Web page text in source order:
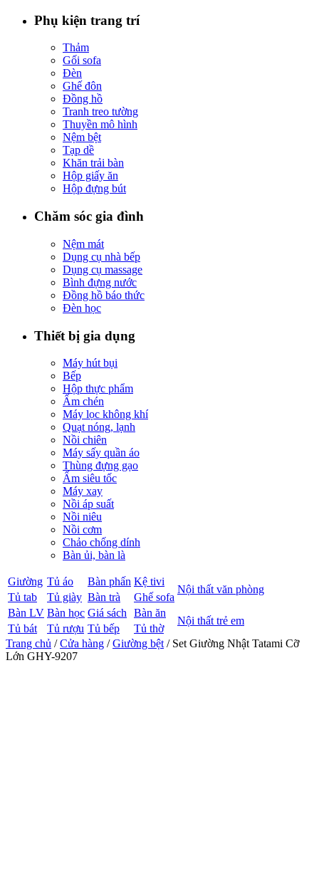
Phụ kiện trang trí
Thảm
Gối sofa
Đèn
Ghế đôn
Đồng hồ
Tranh treo tường
Thuyền mô hình
Nệm bệt
Tạp dề
Khăn trải bàn
Hộp giấy ăn
Hộp đựng bút
Chăm sóc gia đình
Nệm mát
Dụng cụ nhà bếp
Dụng cụ massage
Bình đựng nước
Đồng hồ báo thức
Đèn học
Thiết bị gia dụng
Máy hút bụi
Bếp
Hộp thực phẩm
Ấm chén
Máy lọc không khí
Quạt nóng, lạnh
Nồi chiên
Máy sấy quần áo
Thùng đựng gạo
Ấm siêu tốc
Máy xay
Nồi áp suất
Nồi niêu
Nồi cơm
Chảo chống dính
Bàn ủi, bàn là
Giường Tủ áo Bàn phấn Kệ tivi
Nội thất văn phòng
Tủ tab Tủ giày Bàn trà
Ghế sofa
Bàn LV Bàn học Giá sách Bàn ăn
Nội thất trẻ em
Tủ bát Tủ rượu Tủ bếp
Tủ thờ
Trang chủ /Cửa hàng /Giường bệt / Set Giường Nhật Tatami Cỡ
Lớn GHY-9207